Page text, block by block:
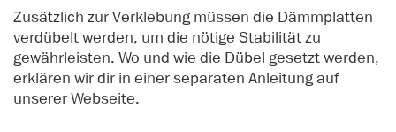
Zusätzlich zur Verklebung müssen die Dämmplatten
verdübelt werden, um die nötige Stabilität zu
gewährleisten. Wo und wie die Dübel gesetzt werden,
erklären wir dir in einer separaten Anleitung auf
unserer Webseite.